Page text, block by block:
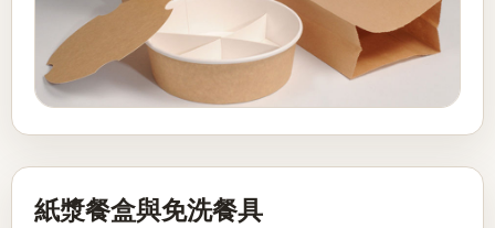
紙漿餐盒與免洗餐具